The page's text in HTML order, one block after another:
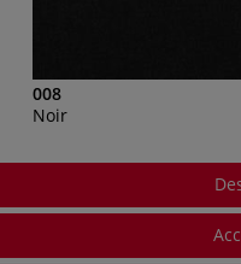
008
Noir